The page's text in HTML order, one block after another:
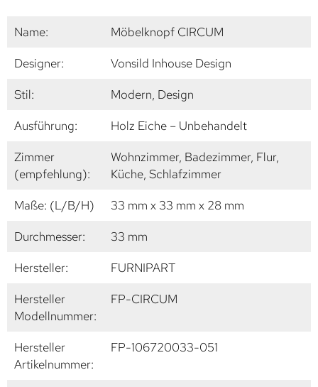
Name:
Möbelknopf CIRCUM
Designer:
Vonsild Inhouse Design
Stil:
Modern, Design
Ausführung:
Holz Eiche – Unbehandelt
Zimmer
(empfehlung):
Wohnzimmer, Badezimmer, Flur,
Küche, Schlafzimmer
Maße: (L/B/H)
33 mm x 33 mm x 28 mm
Durchmesser:
33 mm
Hersteller:
FURNIPART
Hersteller
Modellnummer:
FP-CIRCUM
Hersteller
Artikelnummer:
FP-106720033-051